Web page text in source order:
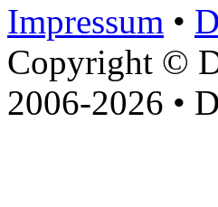
Impressum •
Copyright ©
2006-2026 •